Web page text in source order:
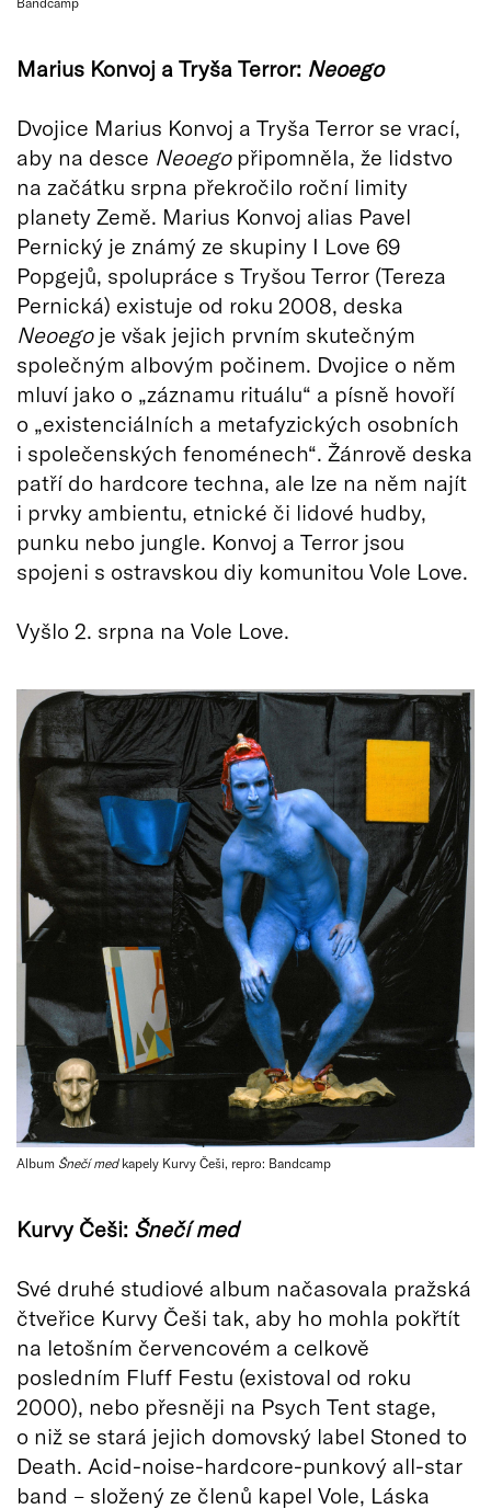
Marius Konvoj a Tryša Terror: Neoego
Dvojice Marius Konvoj a Tryša Terror se vrací,
aby na desce Neoegopřipomněla, že lidstvo
na začátku srpna překročilo roční limity
planety Země. Marius Konvoj alias Pavel
Pernický je známý ze skupiny I Love 69
Popgejů, spolupráce s Tryšou Terror (Tereza
Pernická) existuje od roku 2008, deska
Neoegoje však jejich prvním skutečným
společným albovým počinem. Dvojice o něm
mluví jako o „záznamu rituálu“ a písně hovoří
o „existenciálních a metafyzických osobních
i společenských fenoménech“. Žánrově deska
patří do hardcore techna, ale lze na něm najít
i prvky ambientu, etnické či lidové hudby,
punku nebo jungle. Konvoj a Terror jsou
spojeni s ostravskou diy komunitou Vole Love.
Vyšlo 2. srpna na Vole Love.
Album Šnečí medkapely Kurvy Češi, repro: Bandcamp
Kurvy Češi: Šnečí med
Své druhé studiové album načasovala pražská
čtveřice Kurvy Češi tak, aby ho mohla pokřtít
na letošním červencovém a celkově
posledním Fluff Festu (existoval od roku
2000), nebo přesněji na Psych Tent stage,
o niž se stará jejich domovský label Stoned to
Death. Acid-noise-hardcore-punkový all-star
band – složený ze členů kapel Vole, Láska